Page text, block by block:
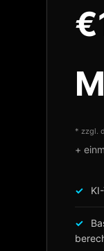
* zzgl.
+